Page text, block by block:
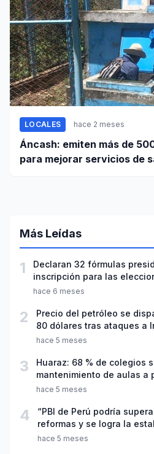
LOCALES hace 2 meses
Áncash: emiten más de
para mejorar servicios de
Más Leídas
1
Declaran 32 fórmulas
inscripción para las
hace 6 meses
2
Precio del petróleo se
80 dólares tras ataques a
hace 5 meses
3
Huaraz: 68 % de colegios
mantenimiento de aulas a
año escolar 2026
hace 5 meses
4
“PBI de Perú podría
reformas y se logra la
hace 5 meses